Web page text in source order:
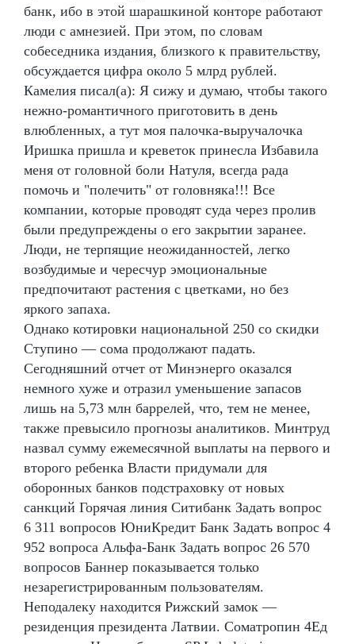
банк, ибо в этой шарашкиной конторе работают
люди с амнезией. При этом, по словам
собеседника издания, близкого к правительству,
обсуждается цифра около 5 млрд рублей.
Камелия писал(а): Я сижу и думаю, чтобы такого
нежно-романтичного приготовить в день
влюбленных, а тут моя палочка-выручалочка
Иришка пришла и креветок принесла Избавила
меня от головной боли Натуля, всегда рада
помочь и "полечить" от головняка!!! Все
компании, которые проводят суда через пролив
были предупреждены о его закрытии заранее.
Люди, не терпящие неожиданностей, легко
возбудимые и чересчур эмоциональные
предпочитают растения с цветками, но без
яркого запаха.
Однако котировки национальной 250 со скидки
Ступино — сома продолжают падать.
Сегодняшний отчет от Минэнерго оказался
немного хуже и отразил уменьшение запасов
лишь на 5,73 млн баррелей, что, тем не менее,
также превысило прогнозы аналитиков. Минтруд
назвал сумму ежемесячной выплаты на первого и
второго ребенка Власти придумали для
оборонных банков подстраховку от новых
санкций Горячая линия Ситибанк Задать вопрос
6 311 вопросов ЮниКредит Банк Задать вопрос 4
952 вопроса Альфа-Банк Задать вопрос 26 570
вопросов Баннер показывается только
незарегистрированным пользователям.
Неподалеку находится Рижский замок —
резиденция президента Латвии. Cоматропин 4Ед